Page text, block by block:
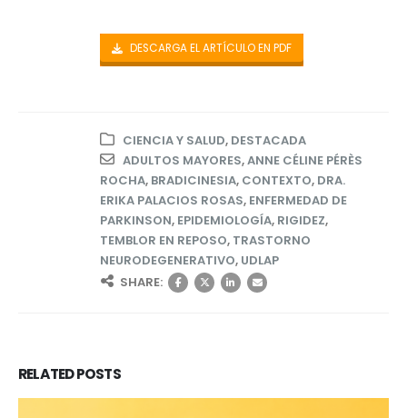
DESCARGA EL ARTÍCULO EN PDF
CIENCIA Y SALUD, DESTACADA
ADULTOS MAYORES,ANNE CÉLINE PÉRÈS
ROCHA, BRADICINESIA, CONTEXTO, DRA.
ERIKA PALACIOS ROSAS, ENFERMEDAD DE
PARKINSON, EPIDEMIOLOGÍA, RIGIDEZ,
TEMBLOR EN REPOSO, TRASTORNO
NEURODEGENERATIVO, UDLAP
SHARE:
RELATEDPOSTS